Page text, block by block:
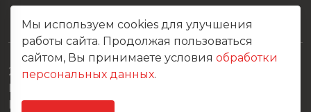
2026 © Все права защищены
Политика конфиденциальности
Карта сайта
Мы используем cookies для улучшения
работы сайта. Продолжая пользоваться
сайтом, Вы принимаете условия обработки
персональных данных.